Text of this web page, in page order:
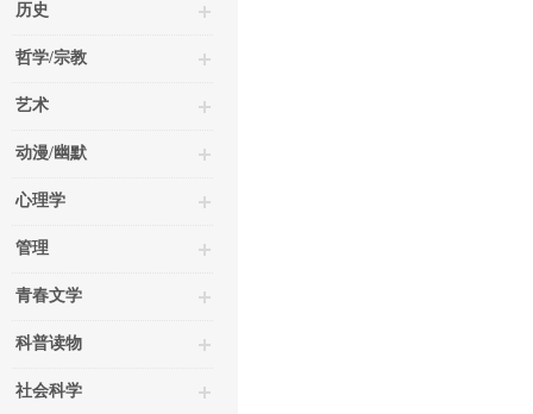
历史
哲学/宗教
艺术
动漫/幽默
心理学
管理
青春文学
科普读物
社会科学